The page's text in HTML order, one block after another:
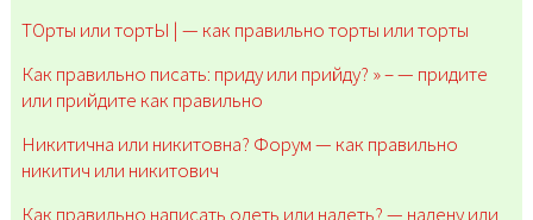
ТОрты или тортЫ | — как правильно торты или торты
Как правильно писать: приду или прийду? » – — придите
или прийдите как правильно
Никитична или никитовна? Форум — как правильно
никитич или никитович
Как правильно написать одеть или надеть? — надену или